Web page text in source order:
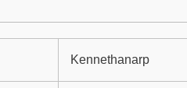
Kennethanarp